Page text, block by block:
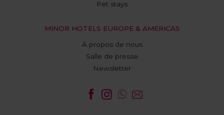
Pet stays
MINOR HOTELS EUROPE & AMERICAS
À propos de nous
Salle de presse
Newsletter